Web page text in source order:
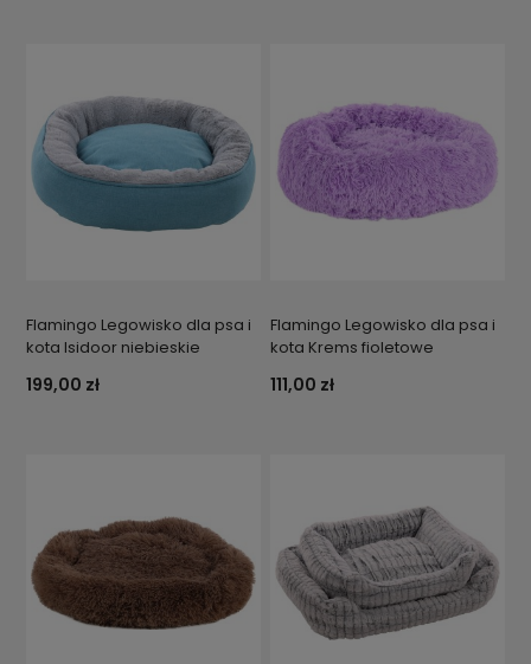
Flamingo Legowisko dla psa i
kota Isidoor niebieskie
199,00 zł
Flamingo Legowisko dla psa i
kota Krems fioletowe
111,00 zł